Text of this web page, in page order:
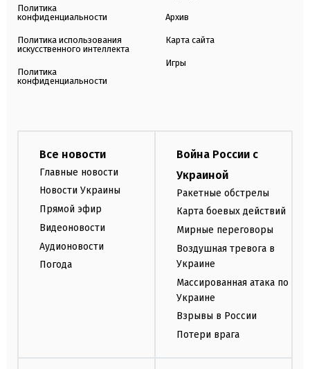
Политика
конфиденциальности
Политика использования
искусственного интеллекта
Политика
конфиденциальности
Архив
Карта сайта
Игры
Все новости
Главные новости
Новости Украины
Прямой эфир
Видеоновости
Аудионовости
Погода
Война России с
Украиной
Ракетные обстрелы
Карта боевых действий
Мирные переговоры
Воздушная тревога в
Украине
Массированная атака по
Украине
Взрывы в России
Потери врага